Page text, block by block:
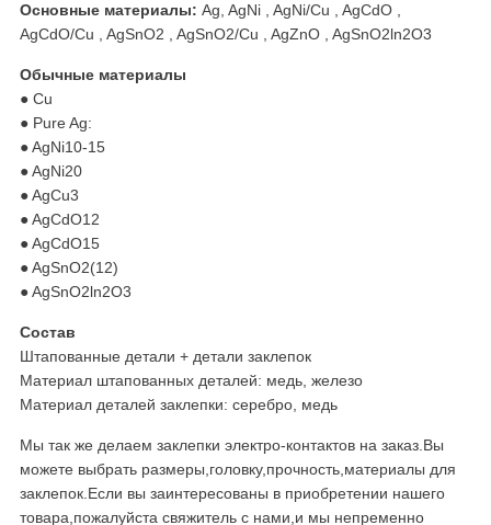
Основные материалы: Ag, AgNi , AgNi/Cu , AgCdO ,
AgCdO/Cu , AgSnO2 , AgSnO2/Cu , AgZnO , AgSnO2ln2O3
Обычные материалы
● Cu
● Pure Ag:
● AgNi10-15
● AgNi20
● AgCu3
● AgCdO12
● AgCdO15
● AgSnO2(12)
● AgSnO2ln2O3
Состав
Штапованные детали + детали заклепок
Материал штапованных деталей: медь, железо
Материал деталей заклепки: серебро, медь
Мы так же делаем заклепки электро-контактов на заказ.Вы
можете выбрать размеры,головку,прочность,материалы для
заклепок.Если вы заинтересованы в приобретении нашего
товара,пожалуйста свяжитель с нами,и мы непременно